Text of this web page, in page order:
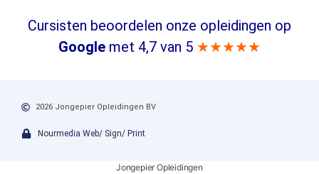
Cursisten beoordelen onze opleidingen op
Google met 4,7 van 5 ★★★★★
2026 Jongepier Opleidingen BV
Nourmedia Web/ Sign/ Print
Jongepier Opleidingen